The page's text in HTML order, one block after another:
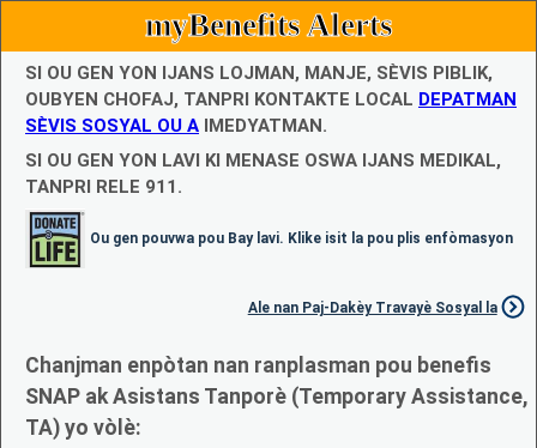
myBenefits Alerts
SI OU GEN YON IJANS LOJMAN, MANJE, SÈVIS PIBLIK,
OUBYEN CHOFAJ, TANPRI KONTAKTE LOCAL DEPATMAN
SÈVIS SOSYAL OU A IMEDYATMAN.
SI OU GEN YON LAVI KI MENASE OSWA IJANS MEDIKAL,
TANPRI RELE 911.
Ou gen pouvwa pou Bay lavi. Klike isit la pou plis enfòmasyon
Ale nan Paj-Dakèy Travayè Sosyal la
Chanjman enpòtan nan ranplasman pou benefis
SNAP ak Asistans Tanporè (Temporary Assistance,
TA) yo vòlè: